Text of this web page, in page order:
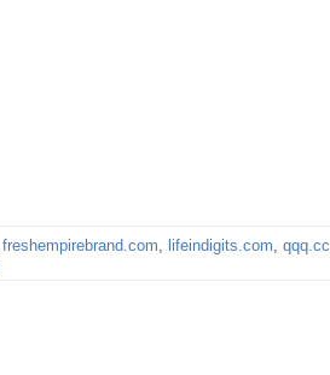
freshempirebrand.com, lifeindigits.com, qqq.cc